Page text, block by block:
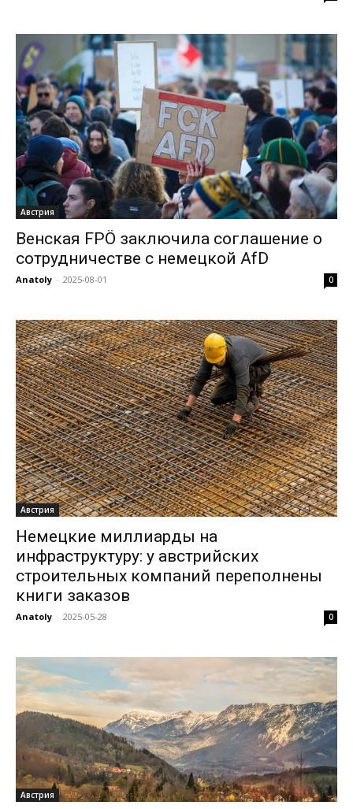
Австрия
Венская FPÖ заключила соглашение о
сотрудничестве с немецкой AfD
Anatoly - 2025-08-01 0
Австрия
Немецкие миллиарды на
инфраструктуру: у австрийских
строительных компаний переполнены
книги заказов
Anatoly - 2025-05-28 0
Австрия